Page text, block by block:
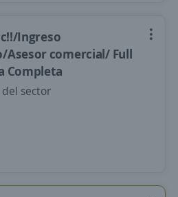
Ingreso
comercial/ Full
Completa
sector